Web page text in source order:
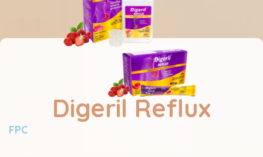
Digeril Reflux
FPC